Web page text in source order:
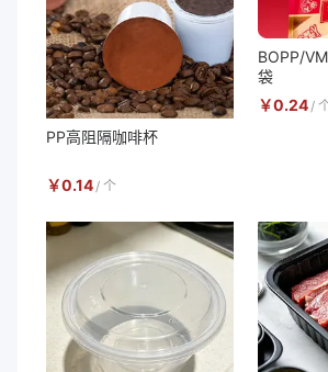
PP高阻隔咖啡杯
￥0.14/ 个
BOPP/
袋
￥0.24 /